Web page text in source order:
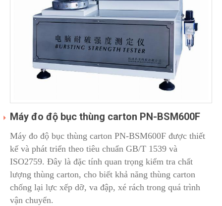
Máy đo độ bục thùng carton PN-BSM600F
Máy đo độ bục thùng carton PN-BSM600F được thiết
kế và phát triển theo tiêu chuẩn GB/T 1539 và
ISO2759. Đây là đặc tính quan trọng kiểm tra chất
lượng thùng carton, cho biết khả năng thùng carton
chống lại lực xếp dỡ, va đập, xé rách trong quá trình
vận chuyển.